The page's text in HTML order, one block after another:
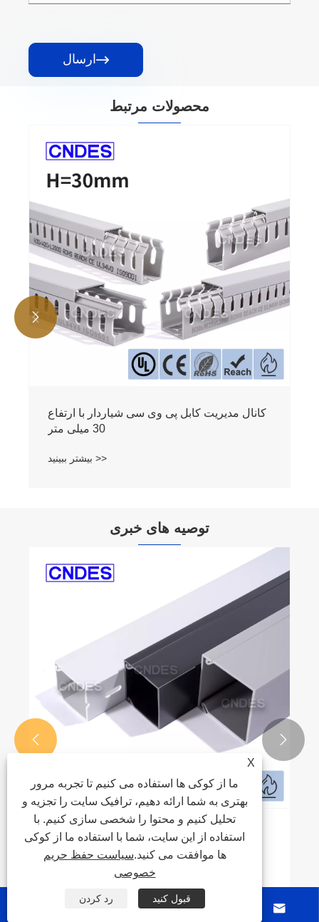
ارسال 
محصولات مرتبط
کانال مدیریت کابل پی وی سی شیاردار با ارتفاع
30 میلی متر
بیشتر ببینید >>


توصیه های خبری
یک کانال کابلی کاملاً بسته بهترین راه حل برای
سیم کشی صنعتی ایمن و سازمان یافته است
 
  
X
ما از کوکی ها استفاده می کنیم تا تجربه مرور
بهتری به شما ارائه دهیم، ترافیک سایت را تجزیه و
تحلیل کنیم و محتوا را شخصی سازی کنیم. با
استفاده از این سایت، شما با استفاده ما از کوکی
ها موافقت می کنید.سیاست حفظ حریم
خصوصی
رد کردن قبول کنید